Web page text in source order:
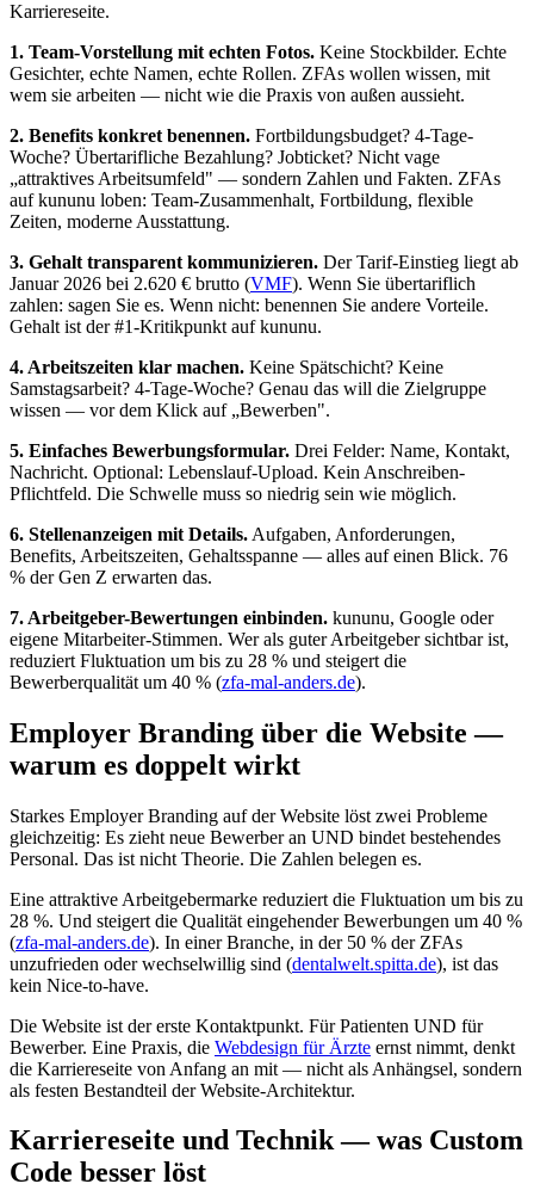
Karriereseite.
1. Team-Vorstellung mit echten Fotos. Keine Stockbilder. Echte
Gesichter, echte Namen, echte Rollen. ZFAs wollen wissen, mit
wem sie arbeiten — nicht wie die Praxis von außen aussieht.
2. Benefits konkret benennen. Fortbildungsbudget? 4-Tage-
Woche? Übertarifliche Bezahlung? Jobticket? Nicht vage
„attraktives Arbeitsumfeld" — sondern Zahlen und Fakten. ZFAs
auf kununu loben: Team-Zusammenhalt, Fortbildung, flexible
Zeiten, moderne Ausstattung.
3. Gehalt transparent kommunizieren. Der Tarif-Einstieg liegt ab
Januar 2026 bei 2.620 € brutto (VMF). Wenn Sie übertariflich
zahlen: sagen Sie es. Wenn nicht: benennen Sie andere Vorteile.
Gehalt ist der #1-Kritikpunkt auf kununu.
4. Arbeitszeiten klar machen. Keine Spätschicht? Keine
Samstagsarbeit? 4-Tage-Woche? Genau das will die Zielgruppe
wissen — vor dem Klick auf „Bewerben".
5. Einfaches Bewerbungsformular. Drei Felder: Name, Kontakt,
Nachricht. Optional: Lebenslauf-Upload. Kein Anschreiben-
Pflichtfeld. Die Schwelle muss so niedrig sein wie möglich.
6. Stellenanzeigen mit Details. Aufgaben, Anforderungen,
Benefits, Arbeitszeiten, Gehaltsspanne — alles auf einen Blick. 76
% der Gen Z erwarten das.
7. Arbeitgeber-Bewertungen einbinden. kununu, Google oder
eigene Mitarbeiter-Stimmen. Wer als guter Arbeitgeber sichtbar ist,
reduziert Fluktuation um bis zu 28 % und steigert die
Bewerberqualität um 40 % (zfa-mal-anders.de).
Employer Branding über die Website —
warum es doppelt wirkt
Starkes Employer Branding auf der Website löst zwei Probleme
gleichzeitig: Es zieht neue Bewerber an UND bindet bestehendes
Personal. Das ist nicht Theorie. Die Zahlen belegen es.
Eine attraktive Arbeitgebermarke reduziert die Fluktuation um bis zu
28 %. Und steigert die Qualität eingehender Bewerbungen um 40 %
(zfa-mal-anders.de). In einer Branche, in der 50 % der ZFAs
unzufrieden oder wechselwillig sind (dentalwelt.spitta.de), ist das
kein Nice-to-have.
Die Website ist der erste Kontaktpunkt. Für Patienten UND für
Bewerber. Eine Praxis, die Webdesign für Ärzte ernst nimmt, denkt
die Karriereseite von Anfang an mit — nicht als Anhängsel, sondern
als festen Bestandteil der Website-Architektur.
Karriereseite und Technik — was Custom
Code besser löst